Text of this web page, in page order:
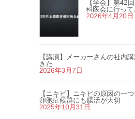
【学会】第42
科医会に行って
2026年4月20日
【講演】メーカーさんの社内
きた
2026年3月7日
【ニキビ】ニキビの原因の一
卵胞症候群にも腸活が大切
2025年10月31日